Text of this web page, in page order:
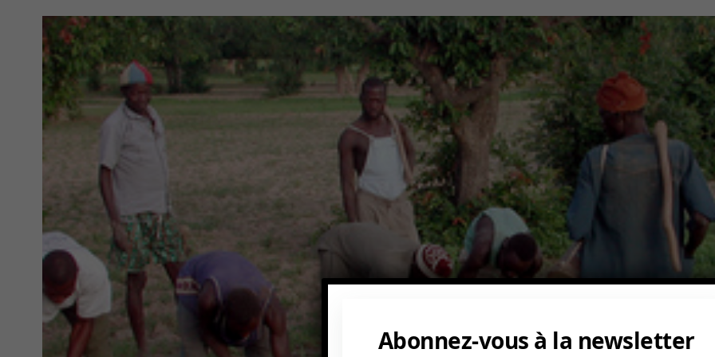
Abonnez-vous à la newsletter